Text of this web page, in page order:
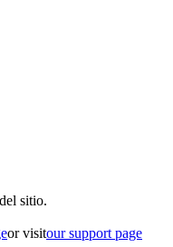
sitio.
or visitour support page